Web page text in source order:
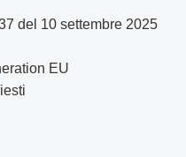
del 10 settembre 2025
EU